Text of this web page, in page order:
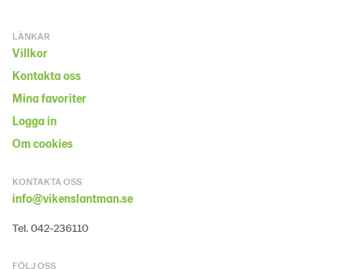
LÄNKAR
Villkor
Kontakta oss
Mina favoriter
Logga in
Om cookies
KONTAKTA OSS
info@vikenslantman.se
Tel. 042-236110
FÖLJ OSS